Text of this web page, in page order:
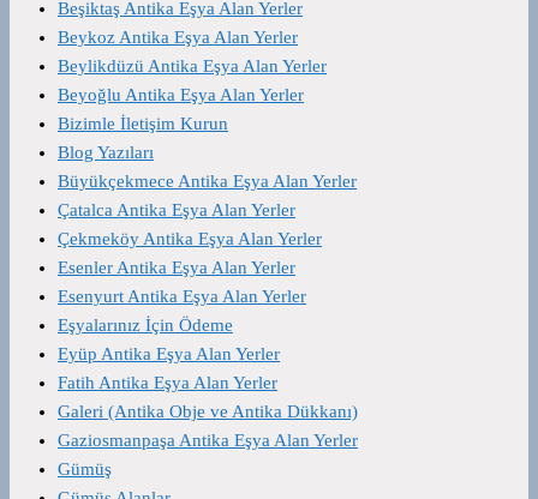
Beşiktaş Antika Eşya Alan Yerler
Beykoz Antika Eşya Alan Yerler
Beylikdüzü Antika Eşya Alan Yerler
Beyoğlu Antika Eşya Alan Yerler
Bizimle İletişim Kurun
Blog Yazıları
Büyükçekmece Antika Eşya Alan Yerler
Çatalca Antika Eşya Alan Yerler
Çekmeköy Antika Eşya Alan Yerler
Esenler Antika Eşya Alan Yerler
Esenyurt Antika Eşya Alan Yerler
Eşyalarınız İçin Ödeme
Eyüp Antika Eşya Alan Yerler
Fatih Antika Eşya Alan Yerler
Galeri (Antika Obje ve Antika Dükkanı)
Gaziosmanpaşa Antika Eşya Alan Yerler
Gümüş